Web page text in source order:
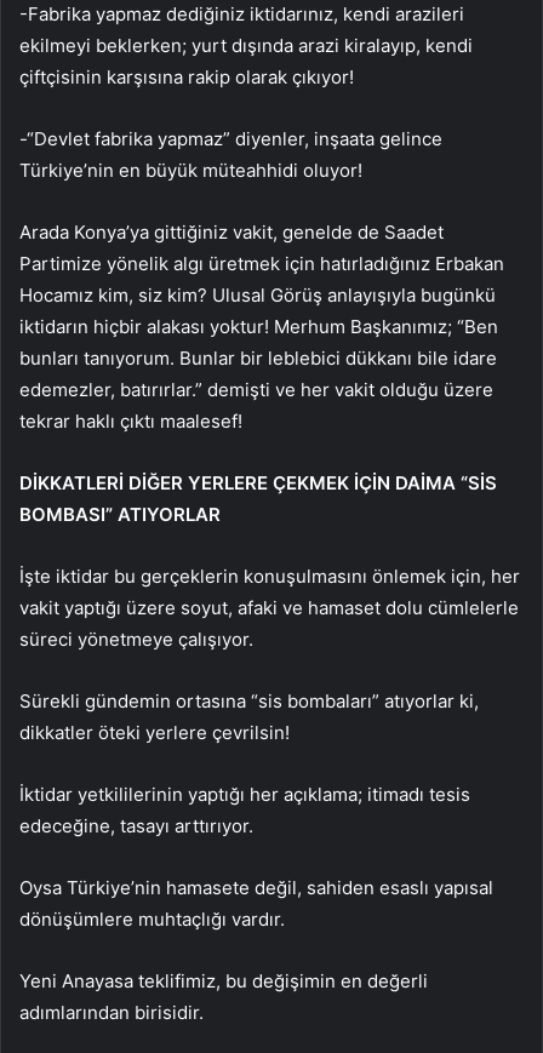
-Fabrika yapmaz dediğiniz iktidarınız, kendi arazileri
ekilmeyi beklerken; yurt dışında arazi kiralayıp, kendi
çiftçisinin karşısına rakip olarak çıkıyor!
-“Devlet fabrika yapmaz” diyenler, inşaata gelince
Türkiye’nin en büyük müteahhidi oluyor!
Arada Konya’ya gittiğiniz vakit, genelde de Saadet
Partimize yönelik algı üretmek için hatırladığınız Erbakan
Hocamız kim, siz kim? Ulusal Görüş anlayışıyla bugünkü
iktidarın hiçbir alakası yoktur! Merhum Başkanımız; “Ben
bunları tanıyorum. Bunlar bir leblebici dükkanı bile idare
edemezler, batırırlar.” demişti ve her vakit olduğu üzere
tekrar haklı çıktı maalesef!
DİKKATLERİ DİĞER YERLERE ÇEKMEK İÇİN DAİMA “SİS
BOMBASI” ATIYORLAR
İşte iktidar bu gerçeklerin konuşulmasını önlemek için, her
vakit yaptığı üzere soyut, afaki ve hamaset dolu cümlelerle
süreci yönetmeye çalışıyor.
Sürekli gündemin ortasına “sis bombaları” atıyorlar ki,
dikkatler öteki yerlere çevrilsin!
İktidar yetkililerinin yaptığı her açıklama; itimadı tesis
edeceğine, tasayı arttırıyor.
Oysa Türkiye’nin hamasete değil, sahiden esaslı yapısal
dönüşümlere muhtaçlığı vardır.
Yeni Anayasa teklifimiz, bu değişimin en değerli
adımlarından birisidir.